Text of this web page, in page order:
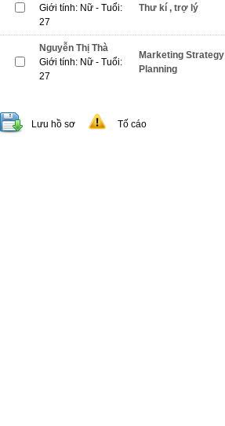
Giới tính: Nữ - Tuổi:
27
Thư kí , trợ lý
Nguyễn Thị Thà
Giới tính: Nữ - Tuổi:
27
Marketing Strategy
Planning
Lưu hồ sơ Tố cáo